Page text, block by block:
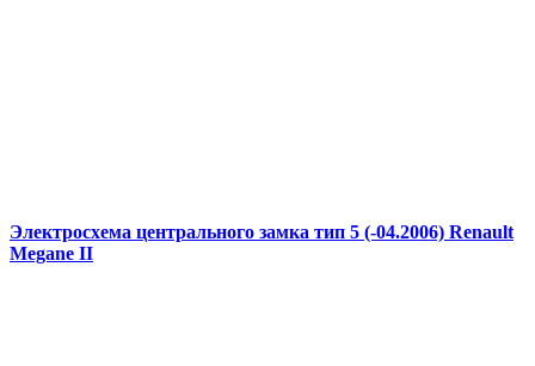
Электросхема центрального замка тип 5 (-04.2006) Renault
Megane II